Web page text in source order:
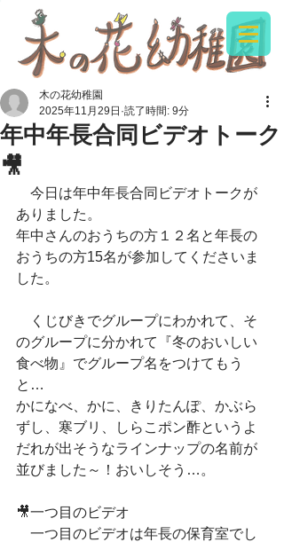
年中年長合同ビデオトーク
🎥
木の花幼稚園
2025年11月29日 読了時間: 9分
今日は年中年長合同ビデオトークが
ありました。
年中さんのおうちの方１２名と年長の
おうちの方15名が参加してくださいま
した。
くじびきでグループにわかれて、そ
のグループに分かれて『冬のおいしい
食べ物』でグループ名をつけてもう
と…
かになべ、かに、きりたんぽ、かぶら
ずし、寒ブリ、しらこポン酢というよ
だれが出そうなラインナップの名前が
並びました～！おいしそう…。
🎥一つ目のビデオ
一つ目のビデオは年長の保育室でし